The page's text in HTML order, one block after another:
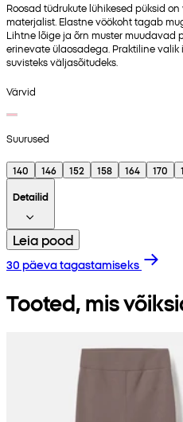
Roosad tüdrukute lühikesed püksid
materjalist. Elastne vöökoht tagab
Lihtne lõige ja õrn muster muudavad
erinevate ülaosadega. Praktiline
suvisteks väljasõitudeks.
Värvid
Suurused
140 146 152 158 164 170
Detailid
Leia pood
30 päeva tagastamiseks
Tooted, mis